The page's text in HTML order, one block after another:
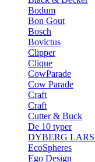
Bodum
Bon Gout
Bosch
Bovictus
Clipper
Clique
CowParade
Cow Parade
Craft
Craft
Cutter & Buck
De 10 typer
DYBERG
EcoSpheres
Ego Design